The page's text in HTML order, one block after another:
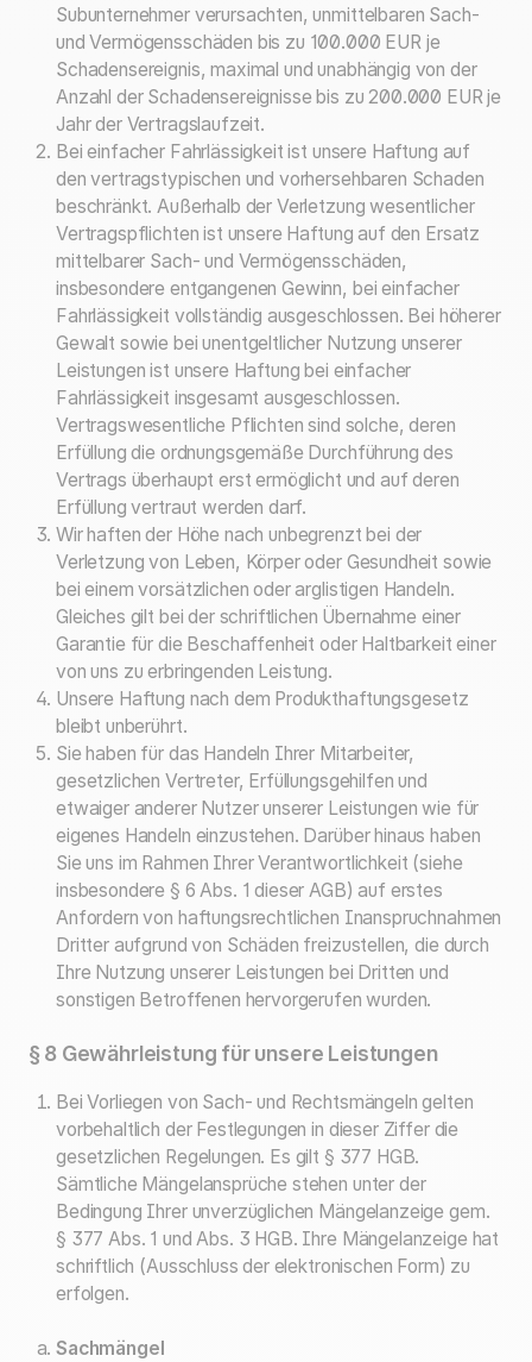
Subunternehmer verursachten, unmittelbaren Sach-
und Vermögensschäden bis zu 100.000 EUR je
Schadensereignis, maximal und unabhängig von der
Anzahl der Schadensereignisse bis zu 200.000 EUR je
Jahr der Vertragslaufzeit.
Bei einfacher Fahrlässigkeit ist unsere Haftung auf
den vertragstypischen und vorhersehbaren Schaden
beschränkt. Außerhalb der Verletzung wesentlicher
Vertragspflichten ist unsere Haftung auf den Ersatz
mittelbarer Sach- und Vermögensschäden,
insbesondere entgangenen Gewinn, bei einfacher
Fahrlässigkeit vollständig ausgeschlossen. Bei höherer
Gewalt sowie bei unentgeltlicher Nutzung unserer
Leistungen ist unsere Haftung bei einfacher
Fahrlässigkeit insgesamt ausgeschlossen.
Vertragswesentliche Pflichten sind solche, deren
Erfüllung die ordnungsgemäße Durchführung des
Vertrags überhaupt erst ermöglicht und auf deren
Erfüllung vertraut werden darf.
Wir haften der Höhe nach unbegrenzt bei der
Verletzung von Leben, Körper oder Gesundheit sowie
bei einem vorsätzlichen oder arglistigen Handeln.
Gleiches gilt bei der schriftlichen Übernahme einer
Garantie für die Beschaffenheit oder Haltbarkeit einer
von uns zu erbringenden Leistung.
Unsere Haftung nach dem Produkthaftungsgesetz
bleibt unberührt.
Sie haben für das Handeln Ihrer Mitarbeiter,
gesetzlichen Vertreter, Erfüllungsgehilfen und
etwaiger anderer Nutzer unserer Leistungen wie für
eigenes Handeln einzustehen. Darüber hinaus haben
Sie uns im Rahmen Ihrer Verantwortlichkeit (siehe
insbesondere § 6 Abs. 1 dieser AGB) auf erstes
Anfordern von haftungsrechtlichen Inanspruchnahmen
Dritter aufgrund von Schäden freizustellen, die durch
Ihre Nutzung unserer Leistungen bei Dritten und
sonstigen Betroffenen hervorgerufen wurden.
§ 8 Gewährleistung für unsere Leistungen
Bei Vorliegen von Sach- und Rechtsmängeln gelten
vorbehaltlich der Festlegungen in dieser Ziffer die
gesetzlichen Regelungen. Es gilt § 377 HGB.
Sämtliche Mängelansprüche stehen unter der
Bedingung Ihrer unverzüglichen Mängelanzeige gem.
§ 377 Abs. 1 und Abs. 3 HGB. Ihre Mängelanzeige hat
schriftlich (Ausschluss der elektronischen Form) zu
erfolgen.
Sachmängel